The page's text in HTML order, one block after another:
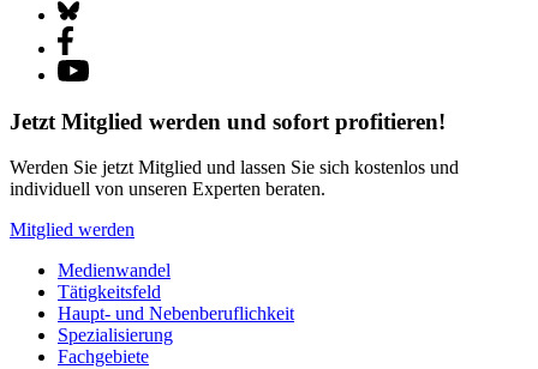
Jetzt Mitglied werden und sofort profitieren!
Werden Sie jetzt Mitglied und lassen Sie sich kostenlos und
individuell von unseren Experten beraten.
Mitglied werden
Medienwandel
Tätigkeitsfeld
Haupt- und Nebenberuflichkeit
Spezialisierung
Fachgebiete